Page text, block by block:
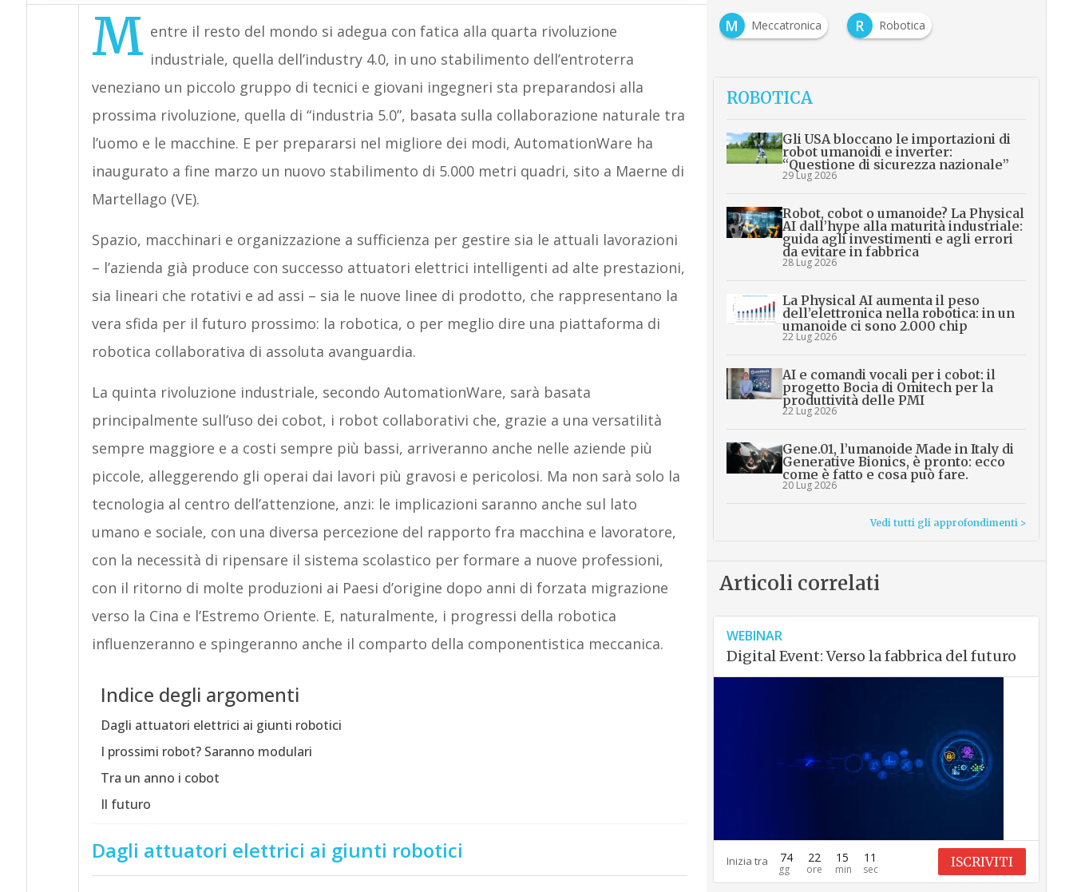
M entre il resto del mondo si adegua con fatica alla quarta rivoluzione
industriale, quella dell’industry 4.0, in uno stabilimento dell’entroterra
veneziano un piccolo gruppo di tecnici e giovani ingegneri sta preparandosi alla
prossima rivoluzione, quella di “industria 5.0”, basata sulla collaborazione naturale tra
l’uomo e le macchine. E per prepararsi nel migliore dei modi, AutomationWare ha
inaugurato a fine marzo un nuovo stabilimento di 5.000 metri quadri, sito a Maerne di
Martellago (VE).
Spazio, macchinari e organizzazione a sufficienza per gestire sia le attuali lavorazioni
– l’azienda già produce con successo attuatori elettrici intelligenti ad alte prestazioni,
sia lineari che rotativi e ad assi – sia le nuove linee di prodotto, che rappresentano la
vera sfida per il futuro prossimo: la robotica, o per meglio dire una piattaforma di
robotica collaborativa di assoluta avanguardia.
La quinta rivoluzione industriale, secondo AutomationWare, sarà basata
principalmente sull’uso dei cobot, i robot collaborativi che, grazie a una versatilità
sempre maggiore e a costi sempre più bassi, arriveranno anche nelle aziende più
piccole, alleggerendo gli operai dai lavori più gravosi e pericolosi. Ma non sarà solo la
tecnologia al centro dell’attenzione, anzi: le implicazioni saranno anche sul lato
umano e sociale, con una diversa percezione del rapporto fra macchina e lavoratore,
con la necessità di ripensare il sistema scolastico per formare a nuove professioni,
con il ritorno di molte produzioni ai Paesi d’origine dopo anni di forzata migrazione
verso la Cina e l’Estremo Oriente. E, naturalmente, i progressi della robotica
influenzeranno e spingeranno anche il comparto della componentistica meccanica.
Indice degli argomenti
Dagli attuatori elettrici ai giunti robotici
I prossimi robot? Saranno modulari
Tra un anno i cobot
Il futuro
Dagli attuatori elettrici ai giunti robotici
M
Meccatronica R Robotica
ROBOTICA
Gli USA bloccano le importazioni di
robot umanoidi e inverter:
“Questione di sicurezza nazionale”
29 Lug 2026
Robot, cobot o umanoide? La Physical
AI dall’hype alla maturità industriale:
guida agli investimenti e agli errori
da evitare in fabbrica
28 Lug 2026
La Physical AI aumenta il peso
dell’elettronica nella robotica: in un
umanoide ci sono 2.000 chip
22 Lug 2026
AI e comandi vocali per i cobot: il
progetto Bocia di Omitech per la
produttività delle PMI
22 Lug 2026
Gene.01, l’umanoide Made in Italy di
Generative Bionics, è pronto: ecco
come è fatto e cosa può fare.
20 Lug 2026
Vedi tutti gli approfondimenti >
Articoli correlati
WEBINAR
Digital Event: Verso la fabbrica del futuro
Inizia tra 74 22 15 10 ISCRIVITI